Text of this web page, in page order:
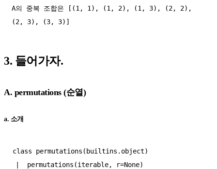
A의 중복 조합은 [(1, 1), (1, 2), (1, 3), (2, 2),
3. 들어가자.
A. permutations (순열)
a. 소개
class permutations(builtins.object)